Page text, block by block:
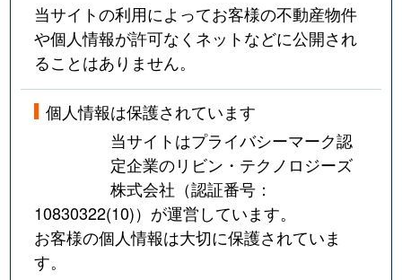
当サイトの利用によってお客様の不動産物件
や個人情報が許可なくネットなどに公開され
ることはありません。
個人情報は保護されています
当サイトはプライバシーマーク認
定企業のリビン・テクノロジーズ
株式会社（認証番号：
10830322(10)）が運営しています。
お客様の個人情報は大切に保護されていま
す。